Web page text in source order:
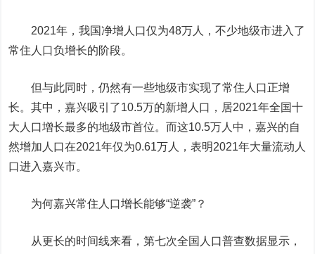
2021年，我国净增人口仅为48万人，不少地级市进入了
常住人口负增长的阶段。
但与此同时，仍然有一些地级市实现了常住人口正增
长。其中，嘉兴吸引了10.5万的新增人口，居2021年全国十
大人口增长最多的地级市首位。而这10.5万人中，嘉兴的自
然增加人口在2021年仅为0.61万人，表明2021年大量流动人
口进入嘉兴市。
为何嘉兴常住人口增长能够“逆袭”？
从更长的时间线来看，第七次全国人口普查数据显示，